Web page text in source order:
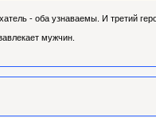
- оба узнаваемы. И третий
мужчин.